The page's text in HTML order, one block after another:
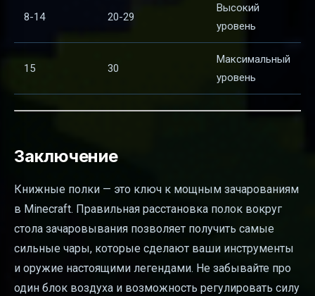
8-14 20-29
Высокий
уровень
15 30
Максимальный
уровень
Заключение
Книжные полки — это ключ к мощным зачарованиям
в Minecraft. Правильная расстановка полок вокруг
стола зачаровывания позволяет получить самые
сильные чары, которые сделают ваши инструменты
и оружие настоящими легендами. Не забывайте про
один блок воздуха и возможность регулировать силу